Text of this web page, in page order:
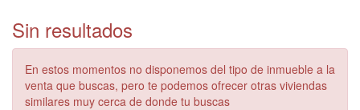
Sin resultados
En estos momentos no disponemos del tipo de inmueble a la
venta que buscas, pero te podemos ofrecer otras viviendas
similares muy cerca de donde tu buscas